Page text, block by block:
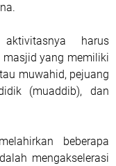
harus
yang memiliki
muwahid, pejuang
(muaddib), dan
beberapa
mengakselerasi